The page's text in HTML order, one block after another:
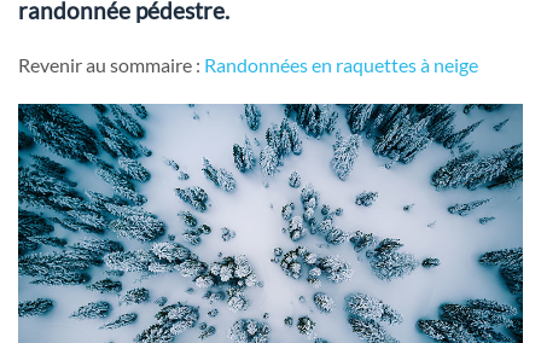
randonnée pédestre.
Revenir au sommaire : Randonnées en raquettes à neige